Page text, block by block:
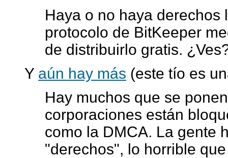
Haya o no haya derechos
protocolo de BitKeeper
de distribuirlo gratis.
Y aún hay más (este tío es
Hay muchos que se
corporaciones están
como la DMCA. La gente
"derechos", lo horrible